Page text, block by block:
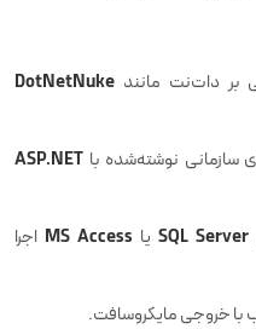
بر دات‌نت مانند DotNetNuke
سازمانی نوشته‌شده با ASP.NET
SQL Server یا MS Access اجرا
با خروجی مایکروسافت.